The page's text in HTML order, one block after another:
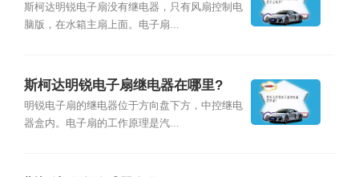
斯柯达明锐电子扇没有继电器，只有风扇控制电
脑版，在水箱主扇上面。电子扇...
斯柯达明锐电子扇继电器在哪里?
明锐电子扇的继电器位于方向盘下方，中控继电
器盒内。电子扇的工作原理是汽...